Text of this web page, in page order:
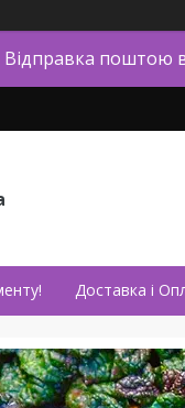
Відправка поштою
Доставка і